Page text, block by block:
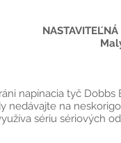
napínacia tyč
nedávajte na
sériu sériových